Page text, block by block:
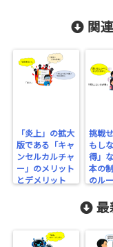
関
「炎上」の拡大
版である「キャ
ンセルカルチャ
ー」のメリット
とデメリット
挑戦
もし
得」
本の
のル
最